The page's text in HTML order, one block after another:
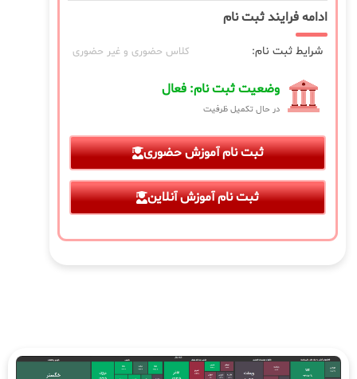
ادامه فرایند ثبت نام
شرایط ثبت نام: کلاس حضوری و غیر حضوری
وضعیت ثبت نام: فعال
در حال تکمیل ظرفیت
ثبت نام آموزش حضوری
ثبت نام آموزش آنلاین